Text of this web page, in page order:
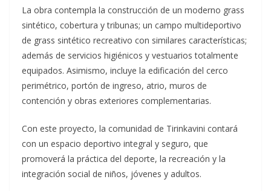
La obra contempla la construcción de un moderno grass
sintético, cobertura y tribunas; un campo multideportivo
de grass sintético recreativo con similares características;
además de servicios higiénicos y vestuarios totalmente
equipados. Asimismo, incluye la edificación del cerco
perimétrico, portón de ingreso, atrio, muros de
contención y obras exteriores complementarias.
Con este proyecto, la comunidad de Tirinkavini contará
con un espacio deportivo integral y seguro, que
promoverá la práctica del deporte, la recreación y la
integración social de niños, jóvenes y adultos.